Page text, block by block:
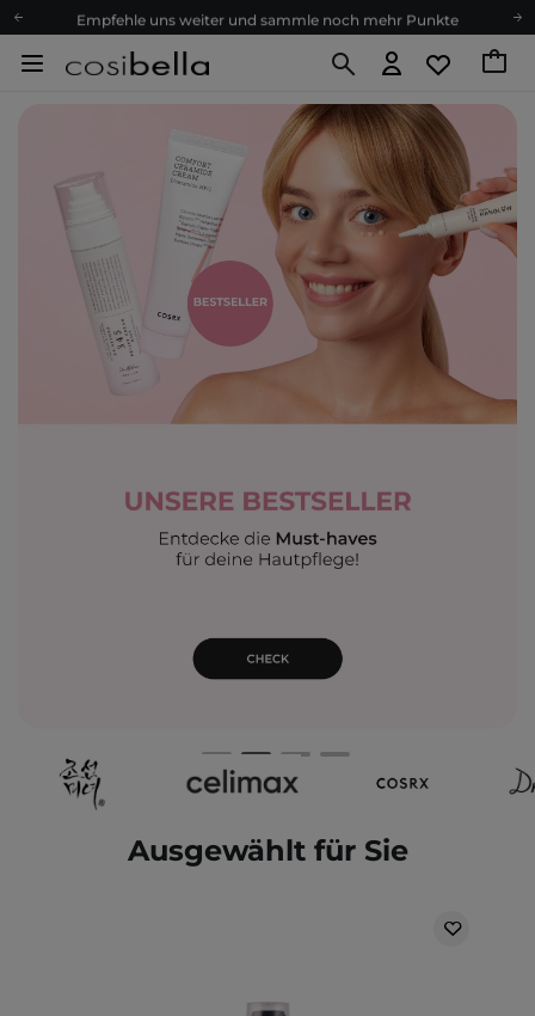
Empfehle uns weiter und sammle noch mehr Punkte
Kostenloser Versand ab 60 €
Versand nach Deutschland und Österreich
Treueprogramm
Lieferung in 1-2 Tagen
Empfehle uns weiter und sammle noch mehr Punkte
Kostenloser Versand ab 60 €
Ökologie
Ausgewählt für Sie